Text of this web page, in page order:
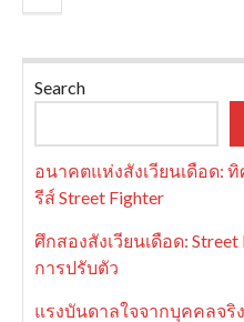
Search
อนาคตแห่งสังเวียนเดือด:
รีส์ Street Fighter
ศึกสองสังเวียนเดือด:
การปรับตัว
แรงบันดาลใจจากบุคคลจริ